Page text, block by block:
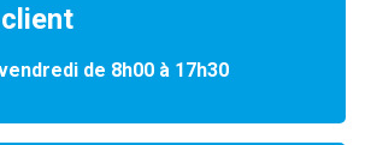
de 8h00 à 17h30